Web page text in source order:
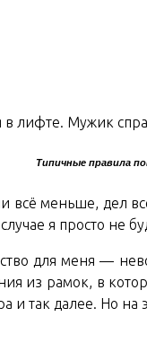
Типичные правила
всё меньше, дел
я просто не
для меня —
из рамок, в
и так далее. Но